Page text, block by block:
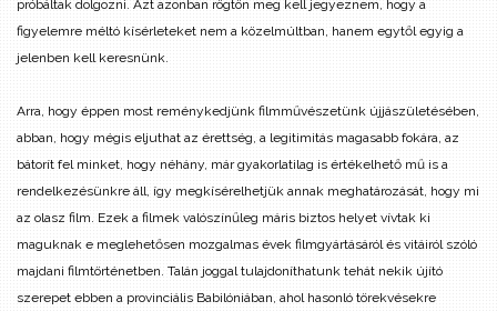
próbáltak dolgozni. Azt azonban rögtön meg kell jegyeznem, hogy a
figyelemre méltó kísérleteket nem a közelmúltban, hanem egytől egyig a
jelenben kell keresnünk.
Arra, hogy éppen most reménykedjünk filmművészetünk újjászületésében,
abban, hogy mégis eljuthat az érettség, a legitimitás magasabb fokára, az
bátorít fel minket, hogy néhány, már gyakorlatilag is értékelhető mű is a
rendelkezésünkre áll, így megkísérelhetjük annak meghatározását, hogy mi
az olasz film. Ezek a filmek valószínűleg máris biztos helyet vívtak ki
maguknak e meglehetősen mozgalmas évek filmgyártásáról és vitáiról szóló
majdani filmtörténetben. Talán joggal tulajdoníthatunk tehát nekik újító
szerepet ebben a provinciális Babilóniában, ahol hasonló törekvésekre